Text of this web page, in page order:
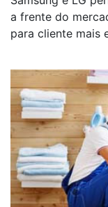
a frente do
para cliente mais